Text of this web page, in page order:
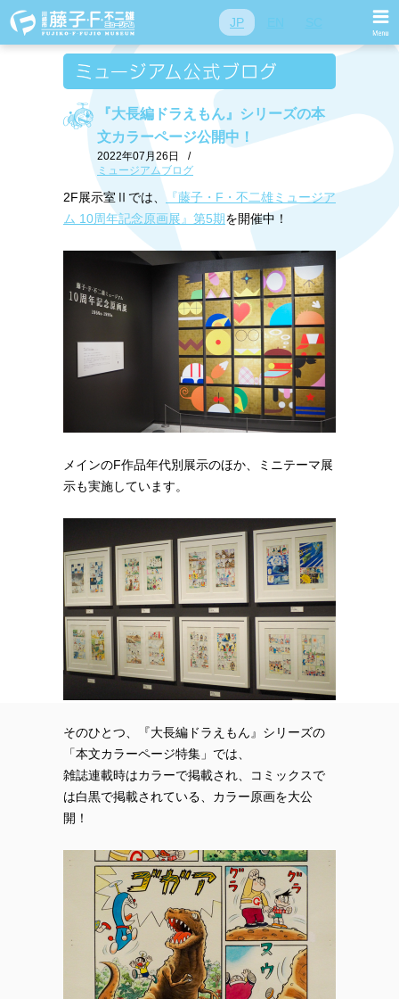
JP
『大長編ドラえもん』シリーズの本
文カラーページ公開中！
2022年07月26日
/
ミュージアムブログ
2F展示室Ⅱでは、『藤子・F・不二雄ミュージア
ム 10周年記念原画展』第5期を開催中！
メインのF作品年代別展示のほか、ミニテーマ展
示も実施しています。
そのひとつ、『大長編ドラえもん』シリーズの
「本文カラーページ特集」では、
雑誌連載時はカラーで掲載され、コミックスで
は白黒で掲載されている、カラー原画を大公
開！